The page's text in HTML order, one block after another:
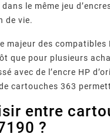
le même jeu
de vie.
majeur des
que pour plusieurs
avec de l’encre HP
cartouches 363
entre
?